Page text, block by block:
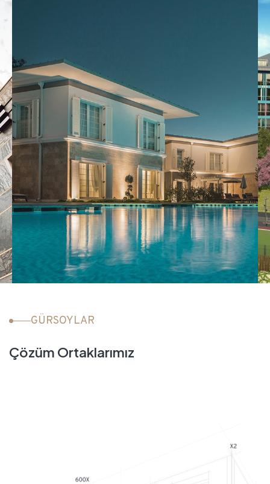
03
GÜRSOYLAR
Çözüm Ortaklarımız